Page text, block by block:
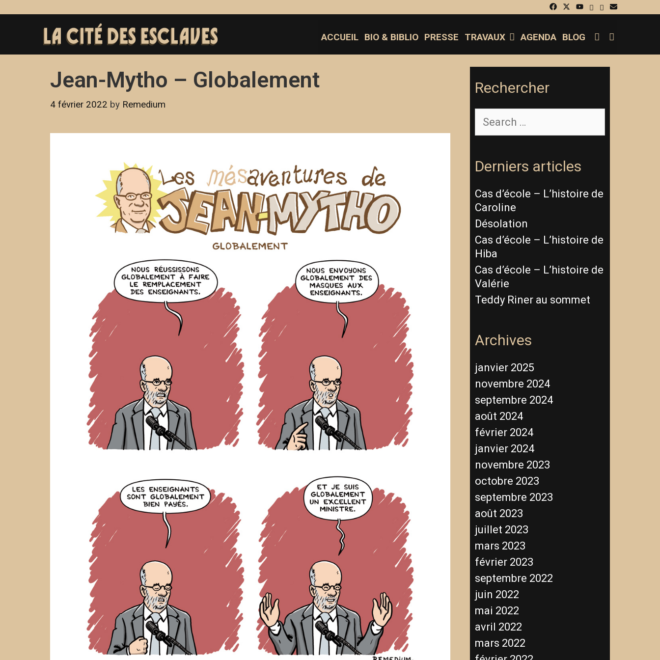
ACCUEIL BIO & BIBLIO PRESSE TRAVAUX AGENDA BLOG SEARCH
Jean-Mytho – Globalement
4 février 2022 by Remedium
Rechercher
Derniers articles
Cas d’école – L’histoire de
Caroline
Désolation
Cas d’école – L’histoire de
Hiba
Cas d’école – L’histoire de
Valérie
Teddy Riner au sommet
Archives
janvier 2025
novembre 2024
septembre 2024
août 2024
février 2024
janvier 2024
novembre 2023
octobre 2023
septembre 2023
août 2023
juillet 2023
mars 2023
février 2023
septembre 2022
juin 2022
mai 2022
avril 2022
mars 2022